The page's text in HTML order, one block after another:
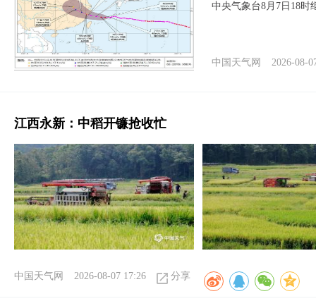
中央气象台8月7日18时
中国天气网 2026-08-
江西永新：中稻开镰抢收忙
中国天气网 2026-08-07 17:26 分享